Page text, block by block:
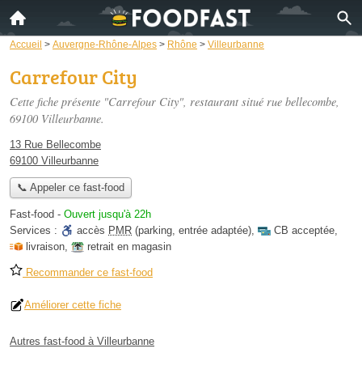
Accueil > Auvergne-Rhône-Alpes > Rhône > Villeurbanne
Carrefour City
Cette fiche présente "Carrefour City", restaurant situé rue bellecombe,
69100 Villeurbanne.
13 Rue Bellecombe
69100 Villeurbanne
📞 Appeler ce fast-food
Fast-food - Ouvert jusqu'à 22h
Services :
accès PMR (parking, entrée adaptée), CB acceptée,
livraison, retrait en magasin
Recommander ce fast-food
Améliorer cette fiche
Autres fast-food à Villeurbanne